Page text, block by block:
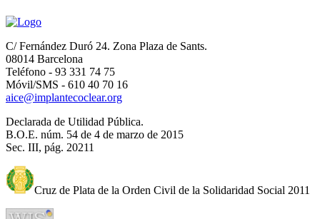
C/ Fernández Duró 24. Zona Plaza de Sants.
08014 Barcelona
Teléfono - 93 331 74 75
Móvil/SMS - 610 40 70 16
aice@implantecoclear.org
Declarada de Utilidad Pública.
B.O.E. núm. 54 de 4 de marzo de 2015
Sec. III, pág. 20211
Cruz de Plata de la Orden Civil de la Solidaridad Social 2011